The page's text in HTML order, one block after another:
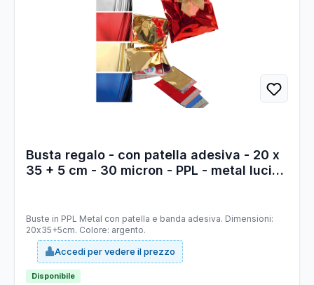
Busta regalo - con patella adesiva - 20 x
35 + 5 cm - 30 micron - PPL - metal lucido
Buste in PPL Metal con patella e banda adesiva. Dimensioni:
20x35+5cm. Colore: argento.
Accedi per vedere il prezzo
Disponibile